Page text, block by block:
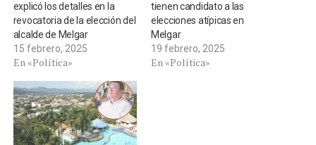
explicó los detalles en la
revocatoria de la elección del
alcalde de Melgar
15 febrero, 2025
En «Política»
tienen candidato a las
elecciones atípicas en
Melgar
19 febrero, 2025
En «Política»